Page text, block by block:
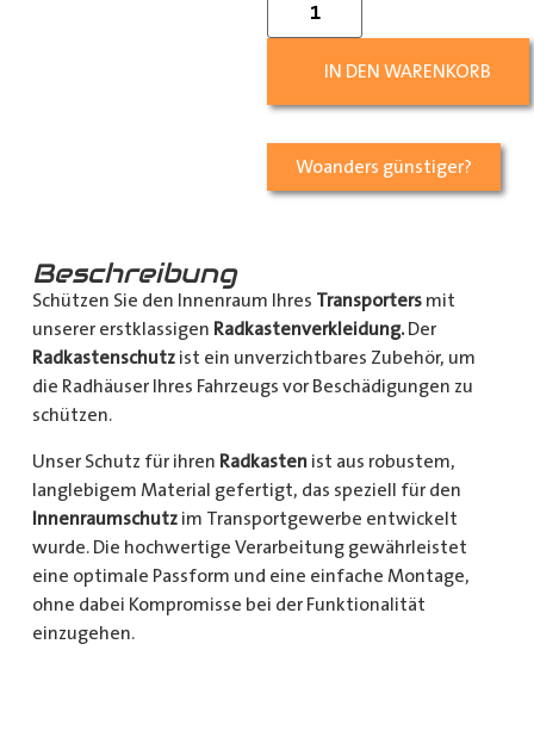
IN DEN WARENKORB
Woanders günstiger?
Beschreibung
Schützen Sie den Innenraum Ihres Transportersmit
unserer erstklassigen Radkastenverkleidung.Der
Radkastenschutzist ein unverzichtbares Zubehör, um
die Radhäuser Ihres Fahrzeugs vor Beschädigungen zu
schützen.
Unser Schutz für ihren Radkastenist aus robustem,
langlebigem Material gefertigt, das speziell für den
Innenraumschutzim Transportgewerbe entwickelt
wurde. Die hochwertige Verarbeitung gewährleistet
eine optimale Passform und eine einfache Montage,
ohne dabei Kompromisse bei der Funktionalität
einzugehen.